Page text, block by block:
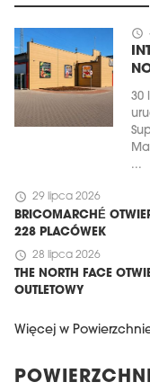
schedule
30
...
schedule 29 lipca 2026
BRICOMARCHÉ
228 PLACÓWEK
schedule 28 lipca 2026
THE NORTH FACE
OUTLETOWY
Więcej w